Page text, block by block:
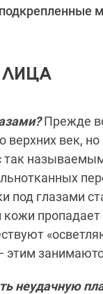
ЛИЦА
Прежде
верхних век,
так
под глазами
кожи
неудачную